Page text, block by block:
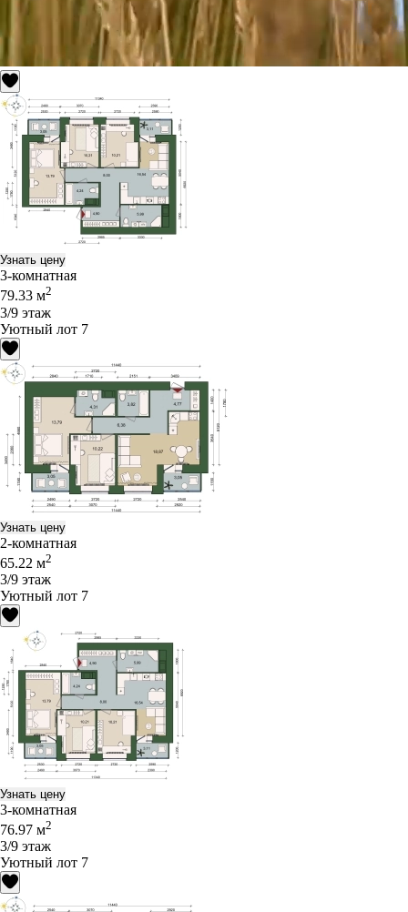
Узнать цену
3-комнатная
79.33 м2
3/9 этаж
Уютный лот 7
Узнать цену
2-комнатная
65.22 м2
3/9 этаж
Уютный лот 7
Узнать цену
3-комнатная
76.97 м2
3/9 этаж
Уютный лот 7